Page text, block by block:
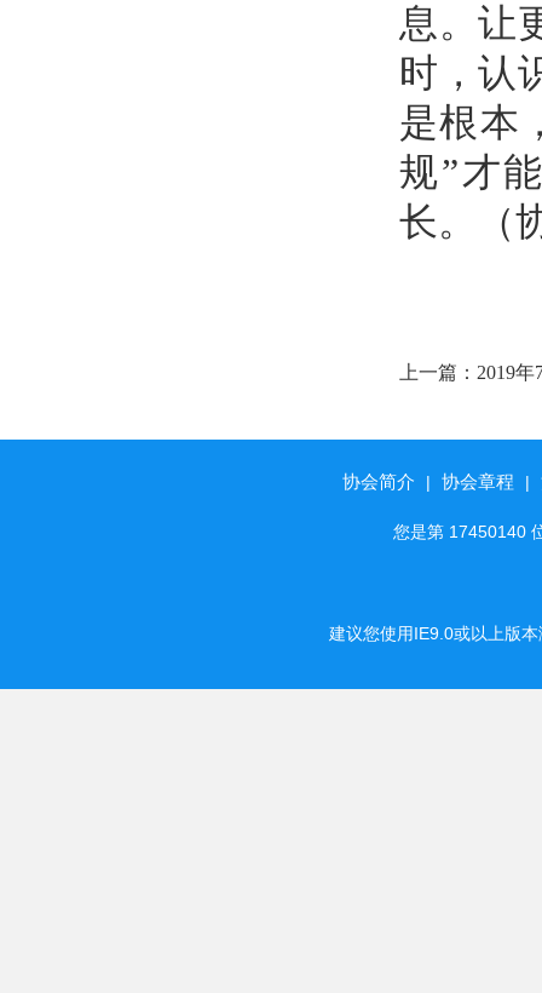
息。让
时，认
是根本
规”才
长。（
上一篇： 2019
协会简介 | 协会章程 |
您是第 17450140
建议您使用IE9.0或以上版